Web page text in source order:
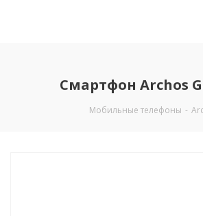
Смартфон Archos
Мобильные телефоны -